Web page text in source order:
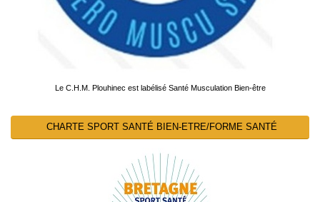
Le C.H.M. Plouhinec est labélisé Santé Musculation Bien-être
CHARTE SPORT SANTÉ BIEN-ETRE/FORME SANTÉ